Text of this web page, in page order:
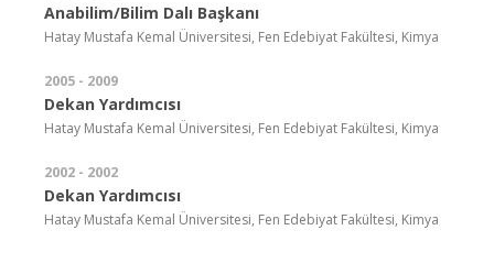
Anabilim/Bilim Dalı Başkanı
Hatay Mustafa Kemal Üniversitesi, Fen Edebiyat Fakültesi, Kimya
2005 - 2009
Dekan Yardımcısı
Hatay Mustafa Kemal Üniversitesi, Fen Edebiyat Fakültesi, Kimya
2002 - 2002
Dekan Yardımcısı
Hatay Mustafa Kemal Üniversitesi, Fen Edebiyat Fakültesi, Kimya